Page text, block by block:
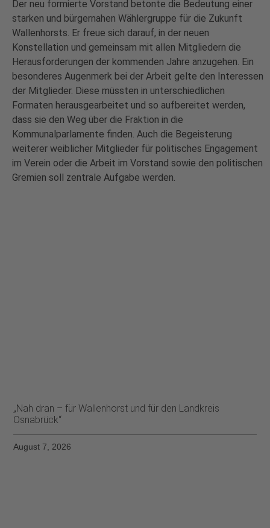
Der neu formierte Vorstand betonte die Bedeutung einer
starken und bürgernahen Wählergruppe für die Zukunft
Wallenhorsts. Er freue sich darauf, in der neuen
Konstellation und gemeinsam mit allen Mitgliedern die
Herausforderungen der kommenden Jahre anzugehen. Ein
besonderes Augenmerk bei der Arbeit gelte den Interessen
der Mitglieder. Diese müssten in unterschiedlichen
Formaten herausgearbeitet und so aufbereitet werden,
dass sie den Weg über die Fraktion in die
Kommunalparlamente finden. Auch die Begeisterung
weiterer weiblicher Mitglieder für politisches Engagement
im Verein oder die Arbeit im Vorstand sowie den politischen
Gremien soll zentrale Aufgabe werden.
„Nah dran – für Wallenhorst und für den Landkreis
Osnabrück“
August 7, 2026